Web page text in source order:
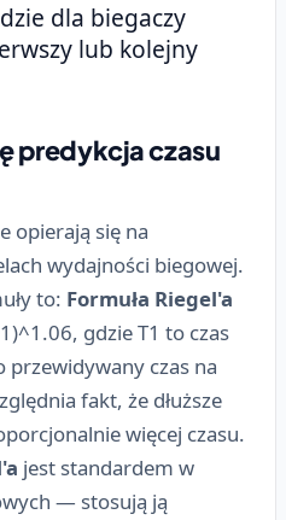
dla biegaczy
lub kolejny
predykcja czasu
opierają się na
wydajności biegowej.
to: Formuła Riegel'a
gdzie T1 to czas
przewidywany czas na
fakt, że dłuższe
więcej czasu.
jest standardem w
— stosują ją